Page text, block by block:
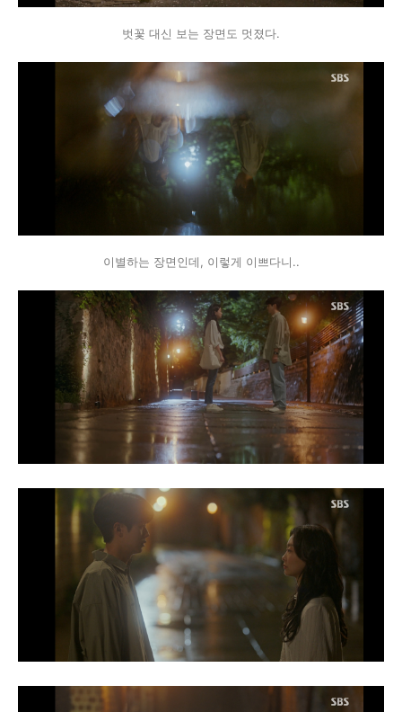
벗꽃 대신 보는 장면도 멋졌다.
이별하는 장면인데, 이렇게 이쁘다니..